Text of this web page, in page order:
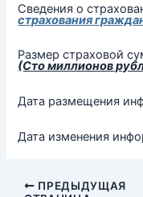
Сведения о
страхования
Размер страховой
(Сто миллионов
Дата размещения
Дата изменения
ПРЕДЫДУЩАЯ